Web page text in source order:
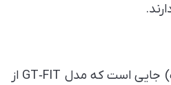
الکتروکاردیوگرام (نوار قلب) جایی است که مدل GT‑FIT از